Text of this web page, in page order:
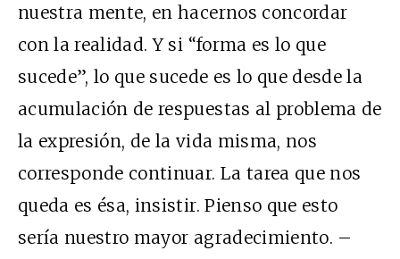
nuestra mente, en hacernos concordar
con la realidad. Y si “forma es lo que
sucede”, lo que sucede es lo que desde la
acumulación de respuestas al problema de
la expresión, de la vida misma, nos
corresponde continuar. La tarea que nos
queda es ésa, insistir. Pienso que esto
sería nuestro mayor agradecimiento. –